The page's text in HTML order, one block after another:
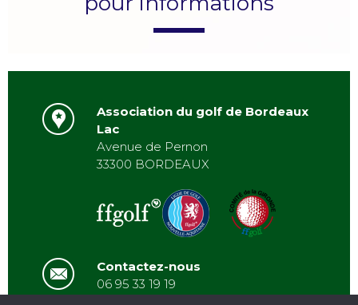
Association du golf de Bordeaux
Lac
Avenue de Pernon
33300 BORDEAUX
Contactez-nous
06 95 33 19 19